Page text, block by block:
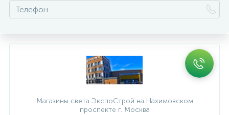
Магазины света ЭкспоСтрой на Нахимовском
проспекте г. Москва